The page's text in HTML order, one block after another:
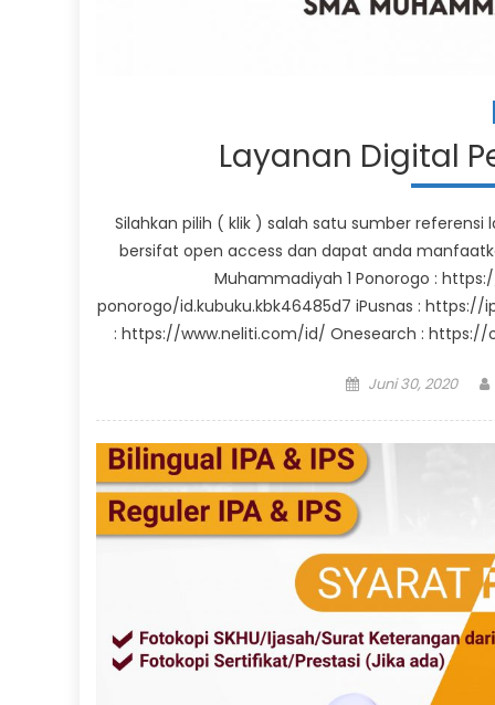
Layanan Digital
Silahkan pilih ( klik ) salah satu sumber
bersifat open access dan dapat anda
Muhammadiyah 1 Ponorogo :
ponorogo/id.kubuku.kbk46485d7 iPusnas :
: https://www.neliti.com/id/ Onesearch : https://
Posted
Juni 30, 2020